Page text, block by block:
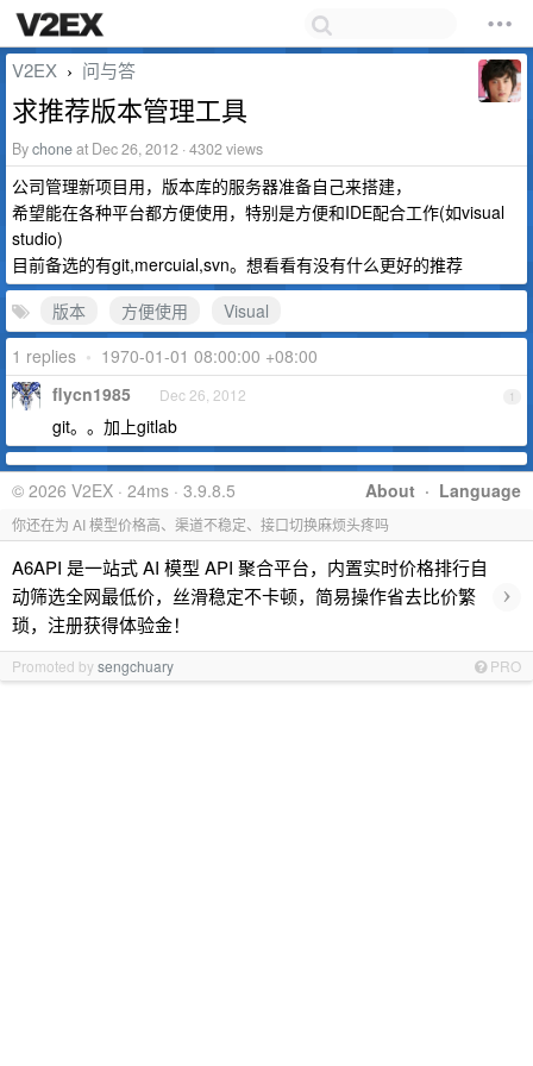
V2EX › 问与答
求推荐版本管理工具
Bychoneat Dec 26, 2012 · 4302 views
公司管理新项目用，版本库的服务器准备自己来搭建，
希望能在各种平台都方便使用，特别是方便和IDE配合工作(如visual
studio)
目前备选的有git,mercuial,svn。想看看有没有什么更好的推荐
版本
方便使用
Visual
1 replies • 1970-01-01 08:00:00 +08:00
1
flycn1985 Dec 26, 2012
git。。加上gitlab
About · Language
© 2026 V2EX · 24ms · 3.9.8.5
你还在为 AI 模型价格高、渠道不稳定、接口切换麻烦头疼吗
A6API 是一站式 AI 模型 API 聚合平台，内置实时价格排行自
动筛选全网最低价，丝滑稳定不卡顿，简易操作省去比价繁
琐，注册获得体验金！
›
Promoted bysengchuary PRO